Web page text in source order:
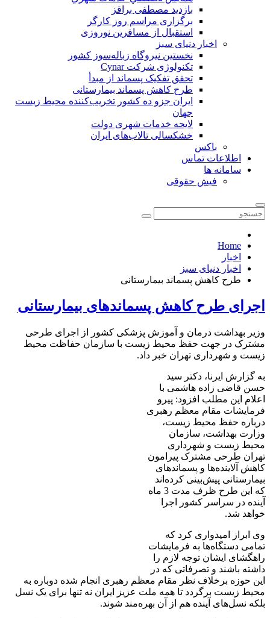
بازدید مصطفی براقز
برگزاری مراسم روز کارگر
استقبال از مسافرین نوروزی
اخبار دنیای سبز
نخستین نیروگاه زباله‌سوز کشور
تکنولوژی شرکت Cynar
تحقق تفکیک پسماند از مبدأ
طرح کاهش پسماند بیمارستانی
ايران جزو ده كشور تخريب‌كننده محيط زيست
جهان
لایحه خدمات شهری دولت
خشکسالی تالاب‌های ایران
باکس
اطلاعات تماس
سامانه ها
فیش حقوقی
Home
اخبار
اخبار دنیای سبز
طرح کاهش پسماند بیمارستانی
اجرای طرح کاهش پسماندهای بیمارستانی
وزیر بهداشت درمان و آموزش پزشکی کشور از اجرای طرحی
مشترک در جهت حفظ محیط زیست با سازمان حفاظت محیط
زیست و شهرداری تهران خبر داد.
به گزارش ایرنا، دکتر سید
حسن قاضی زاده هاشمی با
اعلام این مطلب افزود: پیرو
فرمایشات مقام معظم رهبری
درباره حفظ محیط زیست،
وزارت بهداشت، سازمان
محیط زیست و شهرداری
تهران طرحی مشترک پیرامون
کاهش آلاینده‌ها و پسماندهای
بیمارستانی پیش‌بینی کرده‌اند
که این طرح ظرف مدت 3 ماه
آینده در سراسر کشور اجرا
خواهد شد.
وی ابراز امیدواری کرد که
تمامی دستگاه‌ها به فرمایشات
راهگشای ایشان توجه لازم را
داشته باشند و تصرفاتی که در
این حوزه برخلاف نظر مقام معظم رهبری انجام شده دوباره به
محیط زیست برگردد تا همه ملت عزیز ایران نه تنها برای یک نسل
بلکه نسل‌های آینده هم از آن بهره‌مند شوند.